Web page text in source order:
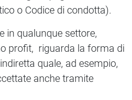
o Codice di condotta).
in qualunque settore,
profit, riguarda la forma di
quale, ad esempio,
anche tramite